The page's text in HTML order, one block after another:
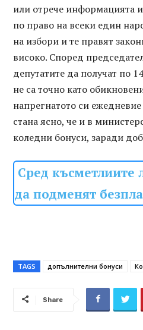
или отрече информацията и
по право на всеки един
на избори и те правят
високо. Според
депутатите да получат по
не са точно като
напрегнатото си
стана ясно, че и в
коледни бонуси, заради
Сред късметлиите
да подменят
TAGS допълнителни бонуси
Share